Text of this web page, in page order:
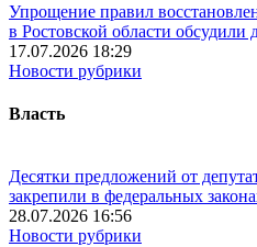
Упрощение правил
в Ростовской области обсудили
17.07.2026 18:29
Новости рубрики
Власть
Десятки предложений от
закрепили в федеральных
28.07.2026 16:56
Новости рубрики